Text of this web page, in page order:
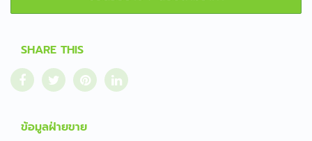
SHARE THIS
ข้อมูลฝ่ายขาย